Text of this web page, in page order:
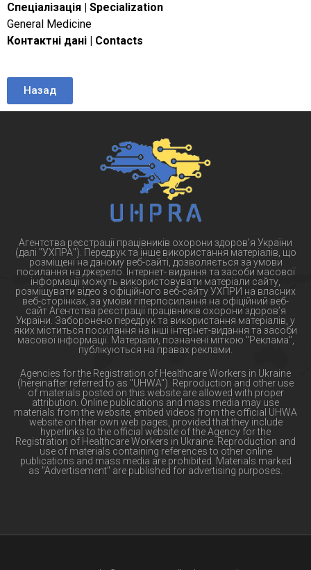
Спеціалізація | Specialization
General Medicine
Контактні дані | Contacts
Назад
Агентства реєстрації працівників охорони здоров’я України
(далі "УХПРА"). Передрук та інше використання матеріалів, що
розміщені на даному веб-сайті, дозволяється за умови
посилання на джерело. Інтернет- видання та засоби масової
інформації можуть використовувати матеріали сайту,
розміщувати відео з офіційного веб-сайту УХПРИ на власних
веб-сторінках, за умови гіперпосилання на офіційний веб-
сайт Агентства реєстрації працівників охорони здоров’я
України. Заборонено передрук та використання матеріалів, у
яких міститься посилання на інші інтернет-видання та засоби
масової інформації. Матеріали, позначені міткою "Реклама",
публікуються на правах реклами.
Agencies for the Registration of Healthcare Workers in Ukraine
(hereinafter referred to as "UHWA"). Reproduction and other use
of materials posted on this website are allowed with proper
attribution. Online publications and mass media may use
materials from the website, embed videos from the official UHWA
website on their own web pages, provided that they include
hyperlinks to the official website of the Agency for the
Registration of Healthcare Workers in Ukraine. Reproduction and
use of materials containing references to other online
publications and mass media are prohibited. Materials marked
as "Advertisement" are published for advertising purposes.